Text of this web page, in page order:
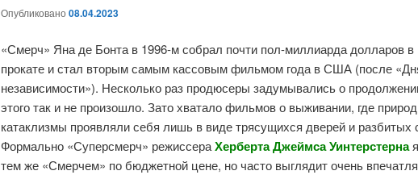
Опубликовано08.04.2023
«Смерч» Яна де Бонта в 1996-м собрал почти пол-миллиарда долларов
прокате и стал вторым самым кассовым фильмом года в США (после
независимости»). Несколько раз продюсеры задумывались о
этого так и не произошло. Зато хватало фильмов о выживании, где
катаклизмы проявляли себя лишь в виде трясущихся дверей и разбитых
Формально «Суперсмерч» режиссераХерберта Джеймса Уинтерстерна
тем же «Смерчем» по бюджетной цене, но часто выглядит очень